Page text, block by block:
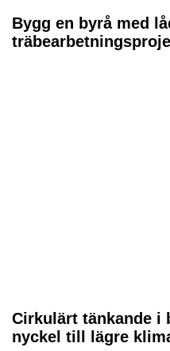
Bygg en byrå med
Cirkulärt tänkande i
nyckel till lägre